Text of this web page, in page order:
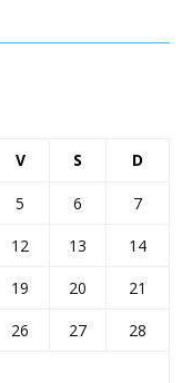
V S D
5 6
7
12 13
14
19 20
21
26 27
28